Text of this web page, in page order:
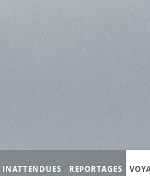
INATTENDUES REPORTAGES